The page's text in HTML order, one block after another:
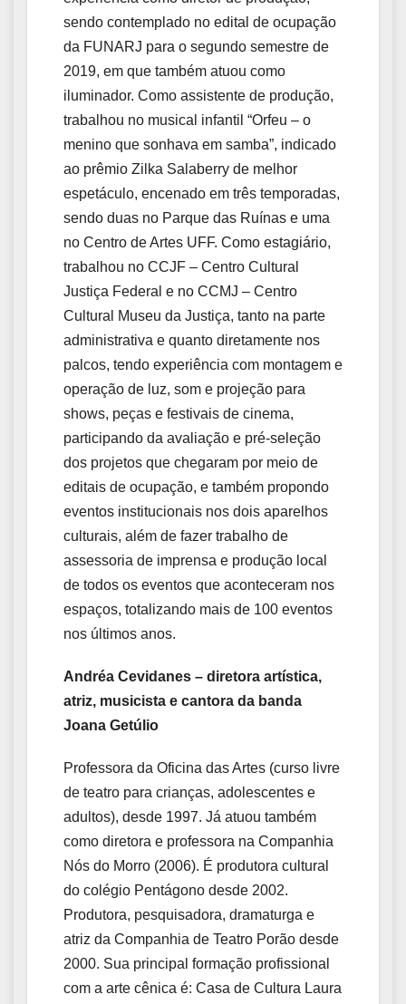
sendo contemplado no edital de ocupação
da FUNARJ para o segundo semestre de
2019, em que também atuou como
iluminador. Como assistente de produção,
trabalhou no musical infantil “Orfeu – o
menino que sonhava em samba”, indicado
ao prêmio Zilka Salaberry de melhor
espetáculo, encenado em três temporadas,
sendo duas no Parque das Ruínas e uma
no Centro de Artes UFF. Como estagiário,
trabalhou no CCJF – Centro Cultural
Justiça Federal e no CCMJ – Centro
Cultural Museu da Justiça, tanto na parte
administrativa e quanto diretamente nos
palcos, tendo experiência com montagem e
operação de luz, som e projeção para
shows, peças e festivais de cinema,
participando da avaliação e pré-seleção
dos projetos que chegaram por meio de
editais de ocupação, e também propondo
eventos institucionais nos dois aparelhos
culturais, além de fazer trabalho de
assessoria de imprensa e produção local
de todos os eventos que aconteceram nos
espaços, totalizando mais de 100 eventos
nos últimos anos.
Andréa Cevidanes – diretora artística,
atriz, musicista e cantora da banda
Joana Getúlio
Professora da Oficina das Artes (curso livre
de teatro para crianças, adolescentes e
adultos), desde 1997. Já atuou também
como diretora e professora na Companhia
Nós do Morro (2006). É produtora cultural
do colégio Pentágono desde 2002.
Produtora, pesquisadora, dramaturga e
atriz da Companhia de Teatro Porão desde
2000. Sua principal formação profissional
com a arte cênica é: Casa de Cultura Laura